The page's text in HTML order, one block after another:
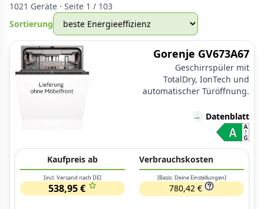
1021 Geräte · Seite 1 / 103
Sortierung
Gorenje GV673A67
Geschirrspüler mit
TotalDry, IonTech und
automatischer Türöffnung.
→ Datenblatt
Kaufpreis ab
[incl. Versand nach DE]
538,95 €
Verbrauchskosten
[Basis: Deine Einstellungen]
780,42 €